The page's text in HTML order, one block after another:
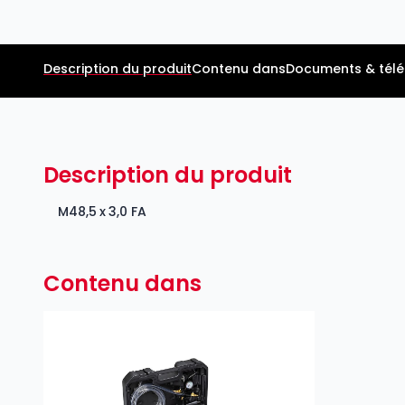
Description du produitContenu dansDocuments &
Description du produit
M48,5 x 3,0 FA
Contenu dans